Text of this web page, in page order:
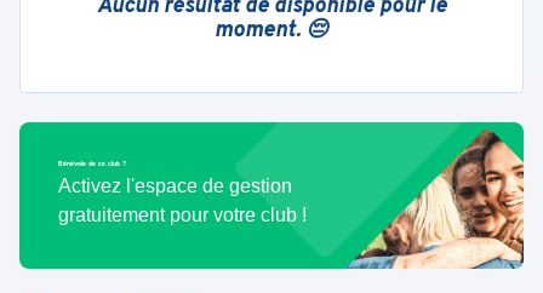
Aucun résultat de disponible pour le
moment. 😔
Bénévole de ce club ?
Activez l'espace de gestion
gratuitement pour votre club !